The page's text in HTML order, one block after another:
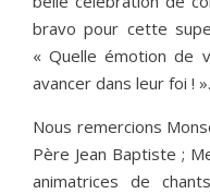
bravo pour cette
« Quelle émotion de
avancer dans leur foi ! ».
Nous remercions
Père Jean Baptiste ;
animatrices de